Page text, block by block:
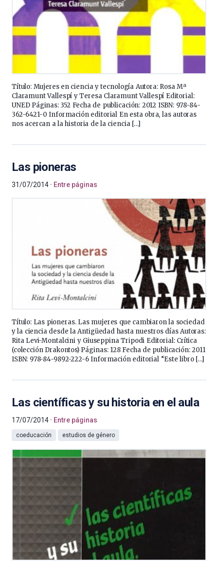
Título: Mujeres en ciencia y tecnología Autora: Rosa Mª
Claramunt Vallespí y Teresa Claramunt Vallespí Editorial:
UNED Páginas: 352 Fecha de publicación: 2012 ISBN: 978-84-
362-6421-0 Información editorial En esta obra, las autoras
nos acercan a la historia de la ciencia […]
Las pioneras
31/07/2014 Entre páginas
Título: Las pioneras. Las mujeres que cambiaron la sociedad
y la ciencia desde la Antigüedad hasta nuestros días Autoras:
Rita Levi-Montalcini y Giuseppina Tripodi Editorial: Crítica
(colección Drakontos) Páginas: 128 Fecha de publicación: 2011
ISBN: 978-84-9892-222-6 Información editorial “Este libro […]
Las científicas y su historia en el aula
17/07/2014 Entre páginas
coeducación estudios de género